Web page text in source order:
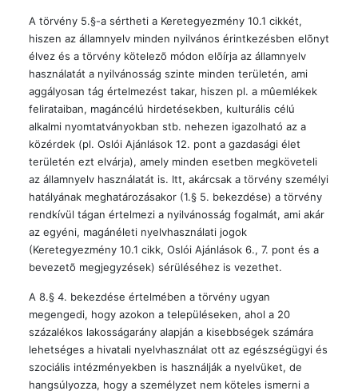
A törvény 5.§-a sértheti a Keretegyezmény 10.1 cikkét,
hiszen az államnyelv minden nyilvános érintkezésben elõnyt
élvez és a törvény kötelezõ módon elõírja az államnyelv
használatát a nyilvánosság szinte minden területén, ami
aggályosan tág értelmezést takar, hiszen pl. a mûemlékek
felirataiban, magáncélú hirdetésekben, kulturális célú
alkalmi nyomtatványokban stb. nehezen igazolható az a
közérdek (pl. Oslói Ajánlások 12. pont a gazdasági élet
területén ezt elvárja), amely minden esetben megköveteli
az államnyelv használatát is. Itt, akárcsak a törvény személyi
hatályának meghatározásakor (1.§ 5. bekezdése) a törvény
rendkívül tágan értelmezi a nyilvánosság fogalmát, ami akár
az egyéni, magánéleti nyelvhasználati jogok
(Keretegyezmény 10.1 cikk, Oslói Ajánlások 6., 7. pont és a
bevezetõ megjegyzések) sérüléséhez is vezethet.
A 8.§ 4. bekezdése értelmében a törvény ugyan
megengedi, hogy azokon a településeken, ahol a 20
százalékos lakosságarány alapján a kisebbségek számára
lehetséges a hivatali nyelvhasználat ott az egészségügyi és
szociális intézményekben is használják a nyelvüket, de
hangsúlyozza, hogy a személyzet nem köteles ismerni a